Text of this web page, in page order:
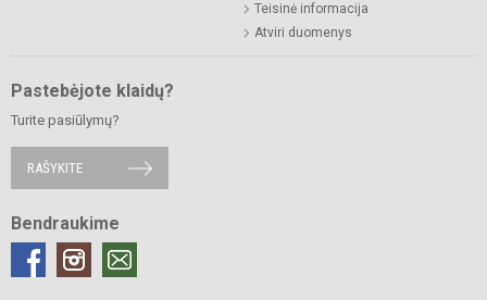
Teisinė informacija
Atviri duomenys
Pastebėjote klaidų?
Turite pasiūlymų?
RAŠYKITE
Bendraukime